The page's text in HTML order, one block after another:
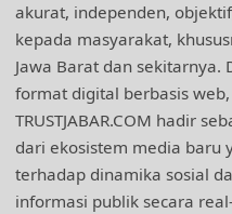
akurat, independen,
kepada masyarakat,
Jawa Barat dan sekitarnya.
format digital berbasis web,
TRUSTJABAR.COM hadir
dari ekosistem media baru
terhadap dinamika sosial
informasi publik secara